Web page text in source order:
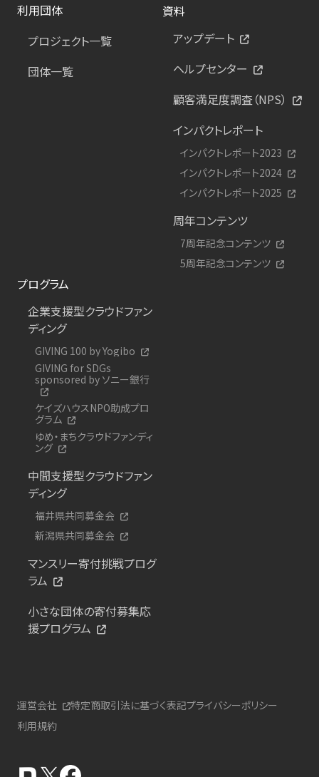
利用団体
プロジェクト一覧
団体一覧
資料
アップデート
ヘルプセンター
顧客満足度調査（NPS）
インパクトレポート
インパクトレポート2023
インパクトレポート2024
インパクトレポート2025
周年コンテンツ
7周年記念コンテンツ
5周年記念コンテンツ
プログラム
企業支援型クラウドファン
ディング
GIVING 100 by Yogibo
GIVING for SDGs
sponsored by ソニー銀行
ケイズハウスNPO助成プロ
グラム
ゆめ・まちクラウドファンディ
ング
中間支援型クラウドファン
ディング
福井県共同募金会
新潟県共同募金会
マンスリー寄付挑戦プログ
ラム
小さな団体の寄付募集応
援プログラム
運営会社 特定商取引法に基づく表記プライバシーポリシー
利用規約